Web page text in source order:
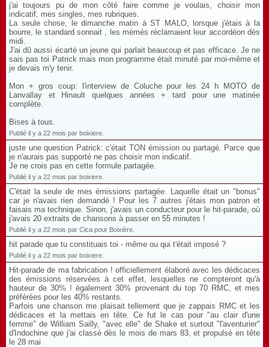
j'ai toujours pu de mon côté faire comme je voulais, choisir mon
indicatif, mes singles, mes rubriques.
La seule chose, le dimanche matin à ST MALO, lorsque j'étais à la
bourre, le standard sonnait , les mémés réclamaient leur accordéon dès
midi.
J'ai dû aussi écarté un jeune qui parlait beaucoup et pas efficace. Je ne
sais pas toi Patrick mais mon programme était minuté par moi-même et
je devais m'y tenir.
Mon + gros coup: l'interview de Coluche pour les 24 h MOTO de
Lanvallay et Hinault quelques années + tard pour une matinée
complète.
Bises à tous.
Publié il y a 22 mois par boixiere.
juste une question Patrick: c'était TON émission ou partagé. Parce que
je n'aurais pas supporté ne pas choisir mon indicatif.
Je ne crois pas en cette formule partagée.
Publié il y a 22 mois par boixiere.
C'était la seule de mes émissions partagée. Laquelle était un "bonus"
car je n'avais rien demandé ! Pour les 7 autres j'étais mon patron et
faisais ma technique. Sinon, j'avais un conducteur pour le hit-parade, où
j'avais 20 extraits de chansons à passer en 55 minutes !
Publié il y a 22 mois par Cica pour Boixière.
hit parade que tu constituais toi - même ou qui t'était imposé ?
Publié il y a 22 mois par boixiere.
Hit-parade de ma fabrication ! officiellement élaboré avec les dédicaces
des émissions réservées à cet effet, lesquelles ne compteront qu'à
hauteur de 30% ! également 30% provenant du top 70 RMC, et mes
préférées pour les 40% restants.
Parfois une chanson me plaisait tellement que je zappais RMC et les
dédicaces et la mettais en tête. Ce fut le cas pour "au clair d'une
femme" de William Sailly, "avec elle" de Shake et surtout "l'aventurier"
d'Indochine que j'ai classé dès le mois de mars 83, et propulsé en tête
le 28 mai